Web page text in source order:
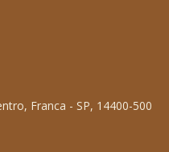
Franca - SP, 14400-500